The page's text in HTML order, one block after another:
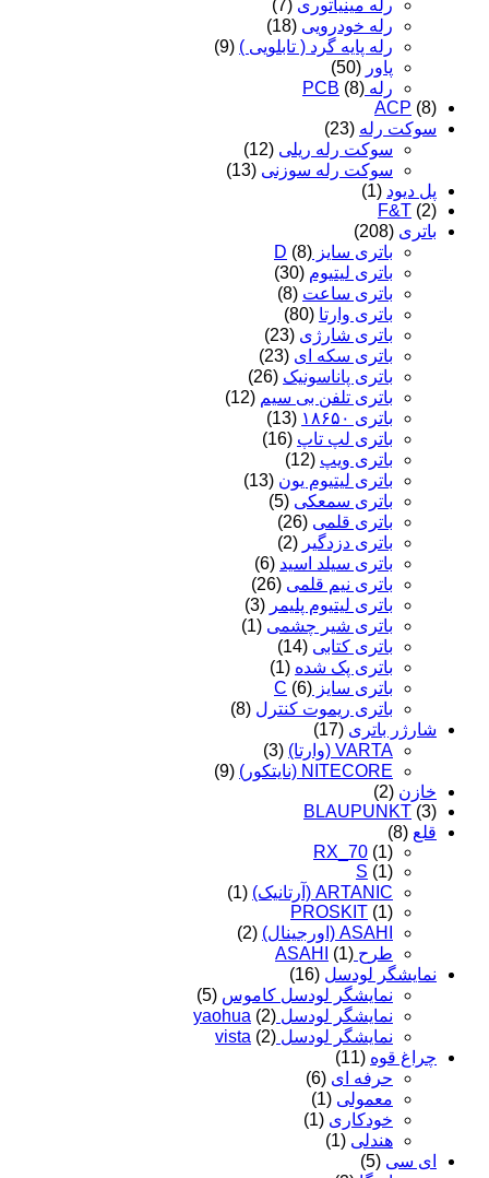
رله مینیاتوری (7)
رله خودرویی (18)
رله پایه گرد ( تابلویی ) (9)
پاور (50)
رله PCB (8)
ACP (8)
سوکت رله (23)
سوکت رله ریلی (12)
سوکت رله سوزنی (13)
پل دیود (1)
F&T (2)
باتری (208)
باتری سایز D (8)
باتری لیتیوم (30)
باتری ساعت (8)
باتری وارتا (80)
باتری شارژی (23)
باتری سکه ای (23)
باتری پاناسونیک (26)
باتری تلفن بی سیم (12)
باتری ۱۸۶۵۰
(13)
باتری لپ تاپ (16)
باتری ویپ (12)
باتری لیتیوم یون (13)
باتری سمعکی (5)
باتری قلمی (26)
باتری دزدگیر (2)
باتری سیلد اسید (6)
باتری نیم قلمی (26)
باتری لیتیوم پلیمر (3)
باتری شیر چشمی (1)
باتری کتابی (14)
باتری پک شده (1)
باتری سایز C (6)
باتری ریموت کنترل (8)
شارژر باتری (17)
VARTA (وارتا)
(3)
NITECORE (نایتکور)
(9)
خازن (2)
BLAUPUNKT (3)
قلع (8)
RX_70 (1)
S (1)
ARTANIC (آرتانیک)
(1)
PROSKIT (1)
ASAHI (اورجینال)
(2)
طرح ASAHI (1)
نمایشگر لودسل (16)
نمایشگر لودسل کاموس (5)
نمایشگر لودسل yaohua (2)
نمایشگر لودسل vista (2)
چراغ قوه (11)
حرفه ای (6)
معمولی (1)
خودکاری (1)
هندلی (1)
ای سی (5)